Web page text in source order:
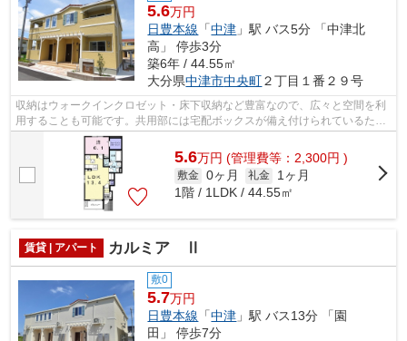
5.6万円
日豊本線 「中津 」駅 バス5分 「中津北
高」 停歩3分
築6年 / 44.55㎡
大分県中津市中央町２丁目１番２９号
収納はウォークインクロゼット・床下収納など豊富なので、広々と空間を利
用することも可能です。共用部には宅配ボックスが備え付けられているた
め、外出が多い方でも荷物を受け取るこ...
5.6万円 (管理費等：2,300円 )
敷金 0ヶ月 礼金
1ヶ月
1階 / 1LDK / 44.55㎡
賃貸 | アパート カルミア Ⅱ
敷0
5.7万円
日豊本線 「中津 」駅 バス13分 「園
田」 停歩7分